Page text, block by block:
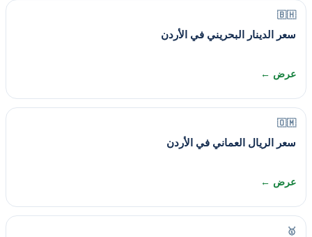
🇧🇭
سعر الدينار البحريني في الأردن
عرض ←
🇴🇲
سعر الريال العماني في الأردن
عرض ←
🥇